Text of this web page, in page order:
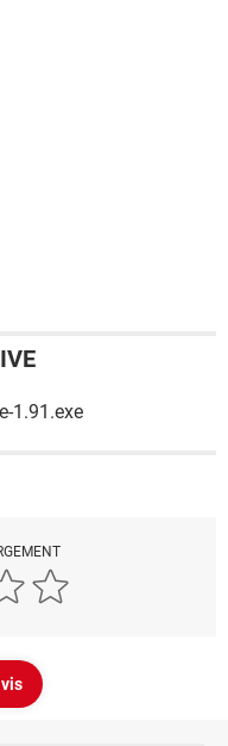
1.91.exe